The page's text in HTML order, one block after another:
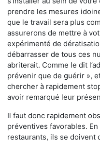
prendre les mesures
que le travail sera plus
assurerons de mettre à
expérimenté de
débarrasser de tous ces
abriterait. Comme le dit
prévenir que de guérir »,
chercher à rapidement
avoir remarqué leur
Il faut donc rapidement
préventives favorables.
restaurants, ils se doivent